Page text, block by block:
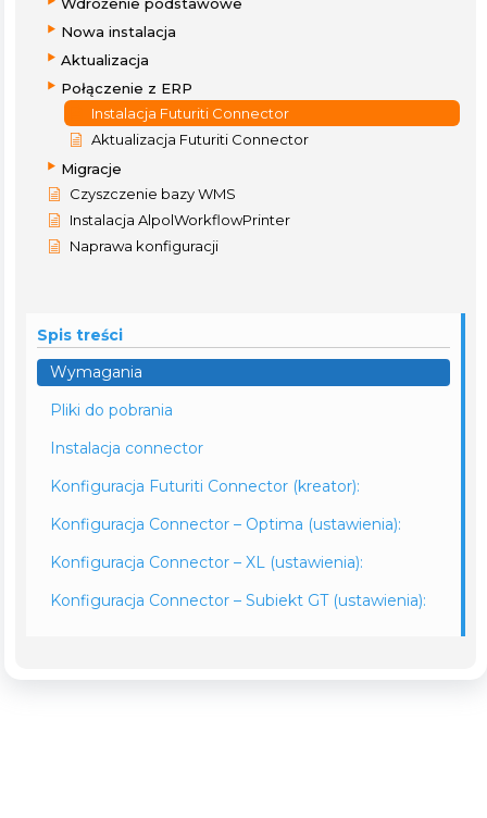
Nowa instalacja
Aktualizacja
Połączenie z ERP
Instalacja Futuriti Connector
Aktualizacja Futuriti Connector
Migracje
Czyszczenie bazy WMS
Instalacja AlpolWorkflowPrinter
Naprawa konfiguracji
Spis treści
Wymagania
Pliki do pobrania
Instalacja connector
Konfiguracja Futuriti Connector (kreator):
Konfiguracja Connector – Optima (ustawienia):
Konfiguracja Connector – XL (ustawienia):
Konfiguracja Connector – Subiekt GT (ustawienia):